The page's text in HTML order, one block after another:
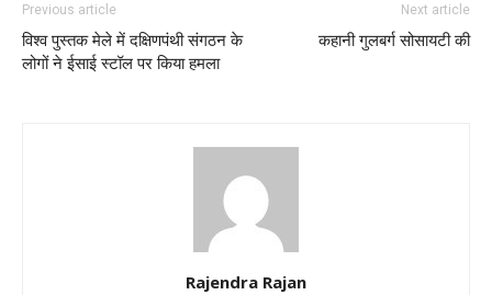
Previous article
विश्व पुस्तक मेले में दक्षिणपंथी संगठन के
लोगों ने ईसाई स्टॉल पर किया हमला
Next article
कहानी गुलबर्ग सोसायटी की
Rajendra Rajan